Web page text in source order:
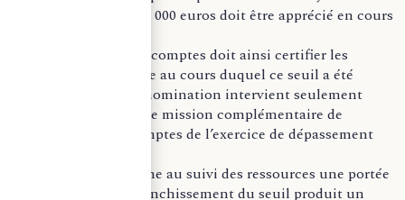
CNCC, le seuil de 10 000 euros doit être apprécié en cours
Le commissaire aux comptes doit ainsi certifier les
comptes de l’exercice au cours duquel ce seuil a été
franchi. Lorsque la nomination intervient seulement
l’année suivante, une mission complémentaire de
certification des comptes de l’exercice de dépassement
Cette approche donne au suivi des ressources une portée
déterminante. Le franchissement du seuil produit un